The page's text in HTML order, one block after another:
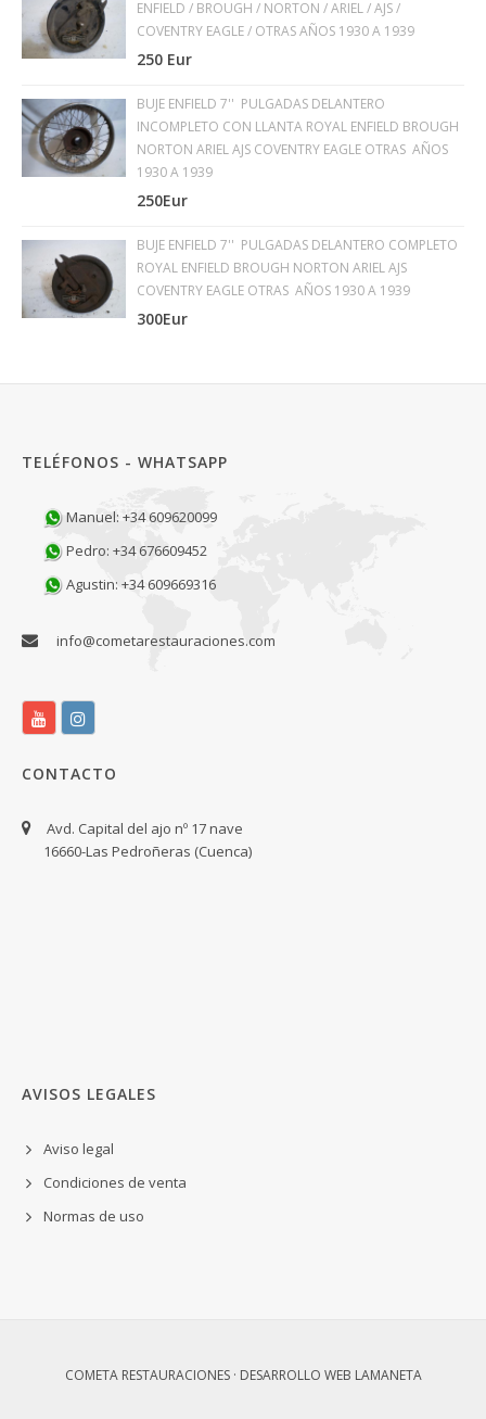
ENFIELD / BROUGH / NORTON / ARIEL / AJS /
COVENTRY EAGLE / OTRAS AÑOS 1930 A 1939
250 Eur
BUJE ENFIELD 7'' PULGADAS DELANTERO
INCOMPLETO CON LLANTA ROYAL ENFIELD BROUGH
NORTON ARIEL AJS COVENTRY EAGLE OTRAS AÑOS
1930 A 1939
250Eur
BUJE ENFIELD 7'' PULGADAS DELANTERO COMPLETO
ROYAL ENFIELD BROUGH NORTON ARIEL AJS
COVENTRY EAGLE OTRAS AÑOS 1930 A 1939
300Eur
TELÉFONOS - WHATSAPP
Manuel: +34 609620099
Pedro: +34 676609452
Agustin: +34 609669316
info@cometarestauraciones.com
CONTACTO
Avd. Capital del ajo nº 17 nave
16660-Las Pedroñeras (Cuenca)
AVISOS LEGALES
Aviso legal
Condiciones de venta
Normas de uso
COMETA RESTAURACIONES · DESARROLLO WEB LAMANETA